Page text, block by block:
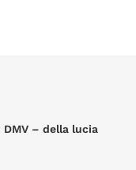
DMV – della lucia